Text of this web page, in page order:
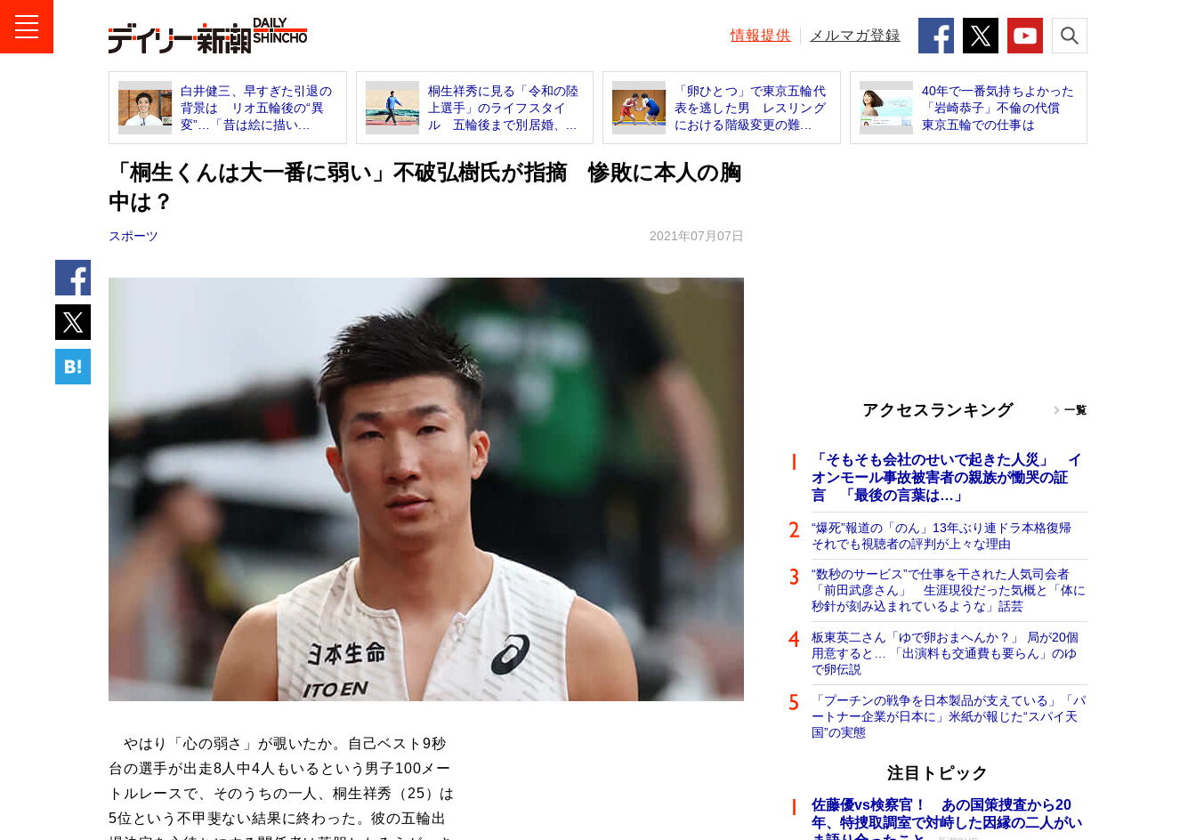
情報提供 メルマガ登録
白井健三、早すぎた引退の
背景は リオ五輪後の“異
変”…「昔は絵に描い...
桐生祥秀に見る「令和の陸
上選手」のライフスタイ
ル 五輪後まで別居婚、...
「卵ひとつ」で東京五輪代
表を逃した男 レスリング
における階級変更の難...
40年で一番気持ちよかった
「岩崎恭子」不倫の代償
東京五輪での仕事は
「桐生くんは大一番に弱い」不破弘樹氏が指摘 惨敗に本人の胸
中は？
スポーツ 2021年07月07日
やはり「心の弱さ」が覗いたか。自己ベスト9秒
台の選手が出走8人中4人もいるという男子100メー
トルレースで、そのうちの一人、桐生祥秀（25）は
5位という不甲斐ない結果に終わった。彼の五輪出
アクセスランキング 一覧
「そもそも会社のせいで起きた人災」 イ
オンモール事故被害者の親族が慟哭の証
言 「最後の言葉は…」
“爆死”報道の「のん」13年ぶり連ドラ本格復帰
それでも視聴者の評判が上々な理由
“数秒のサービス”で仕事を干された人気司会者
「前田武彦さん」 生涯現役だった気概と「体に
秒針が刻み込まれているような」話芸
板東英二さん「ゆで卵おまへんか？」 局が20個
用意すると… 「出演料も交通費も要らん」のゆ
で卵伝説
「プーチンの戦争を日本製品が支えている」「パ
ートナー企業が日本に」米紙が報じた“スパイ天
国”の実態
注目トピック
佐藤優vs検察官！ あの国策捜査から20
年、特捜取調室で対峙した因縁の二人がい